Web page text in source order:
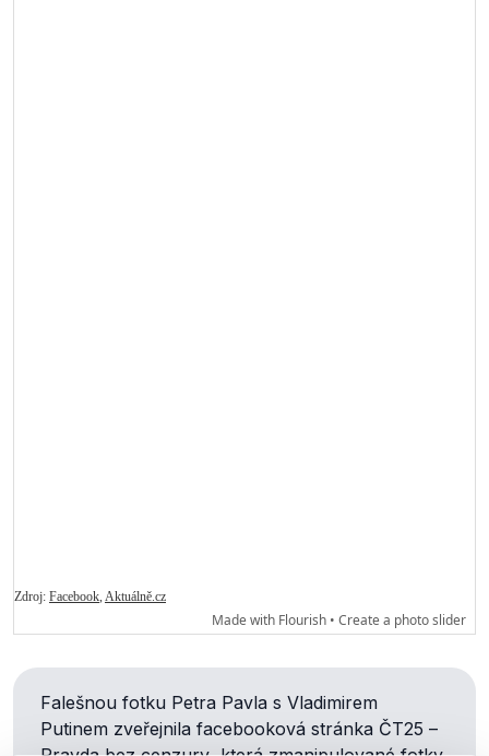
Falešnou fotku Petra Pavla s Vladimirem
Putinem zveřejnila facebooková stránka ČT25 –